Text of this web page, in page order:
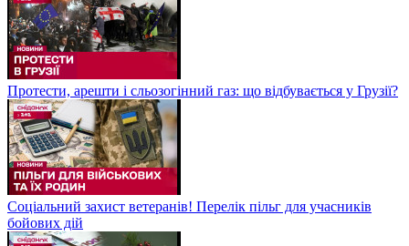
Протести, арешти і сльозогінний газ: що відбувається у Грузії?
Соціальний захист ветеранів! Перелік пільг для учасників
бойових дій